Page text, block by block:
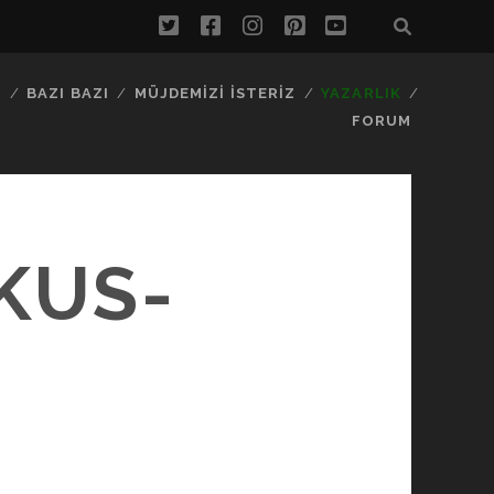
twitterfacebookinstagram
pinterest
youtube
BAZI BAZI MÜJDEMIZI İSTERIZ
YAZARLIK
FORUM